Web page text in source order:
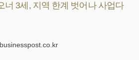
너 3세, 지역 한계 벗어나 사업다